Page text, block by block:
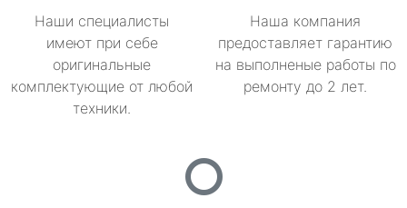
Наши специалисты
имеют при себе
оригинальные
комплектующие от любой
техники.
Наша компания
предоставляет гарантию
на выполненые работы по
ремонту до 2 лет.